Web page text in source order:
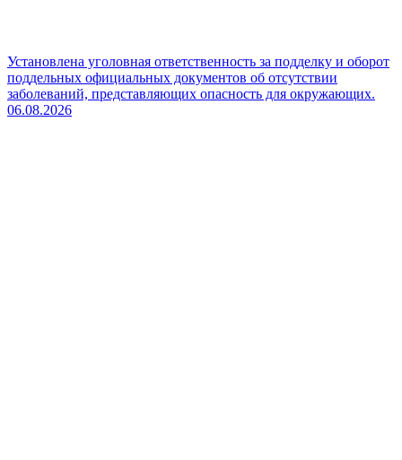
Установлена уголовная ответственность за подделку и оборот
поддельных официальных документов об отсутствии
заболеваний, представляющих опасность для окружающих.
06.08.2026